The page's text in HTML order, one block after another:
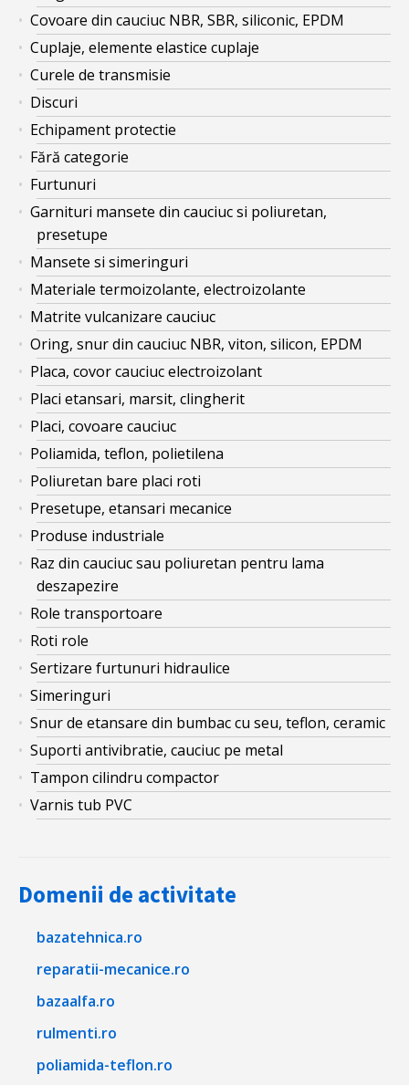
Covoare din cauciuc NBR, SBR, siliconic, EPDM
Cuplaje, elemente elastice cuplaje
Curele de transmisie
Discuri
Echipament protectie
Fără categorie
Furtunuri
Garnituri mansete din cauciuc si poliuretan,
presetupe
Mansete si simeringuri
Materiale termoizolante, electroizolante
Matrite vulcanizare cauciuc
Oring, snur din cauciuc NBR, viton, silicon, EPDM
Placa, covor cauciuc electroizolant
Placi etansari, marsit, clingherit
Placi, covoare cauciuc
Poliamida, teflon, polietilena
Poliuretan bare placi roti
Presetupe, etansari mecanice
Produse industriale
Raz din cauciuc sau poliuretan pentru lama
deszapezire
Role transportoare
Roti role
Sertizare furtunuri hidraulice
Simeringuri
Snur de etansare din bumbac cu seu, teflon, ceramic
Suporti antivibratie, cauciuc pe metal
Tampon cilindru compactor
Varnis tub PVC
Domenii de activitate
bazatehnica.ro
reparatii-mecanice.ro
bazaalfa.ro
rulmenti.ro
poliamida-teflon.ro